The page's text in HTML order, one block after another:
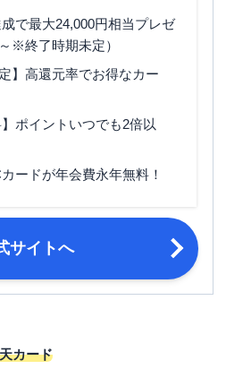
最短1週間
0.3％～0.78％
公式サイト参照
方。または高校生を除く18歳以上で学
で最大24,000円相当プレゼ
※終了時期未定）
】高還元率でお得なカー
】ポイントいつでも2倍以
ードが年会費永年無料！
サイトへ
カード